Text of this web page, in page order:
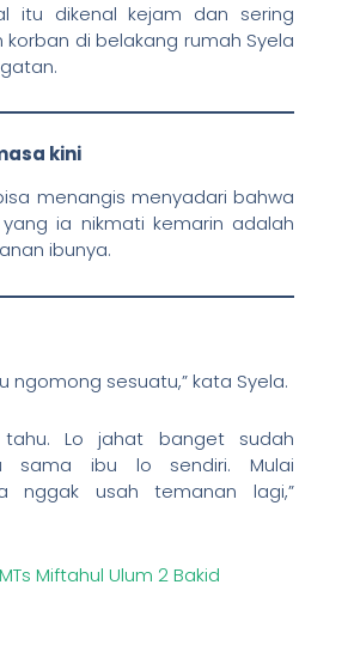
itu dikenal kejam dan sering
korban di belakang rumah Syela
kini
menangis menyadari bahwa
ia nikmati kemarin adalah
ibunya.
ngomong sesuatu,” kata Syela.
tahu. Lo jahat banget sudah
sama ibu lo sendiri. Mulai
nggak usah temanan lagi,”
MTs Miftahul Ulum 2 Bakid